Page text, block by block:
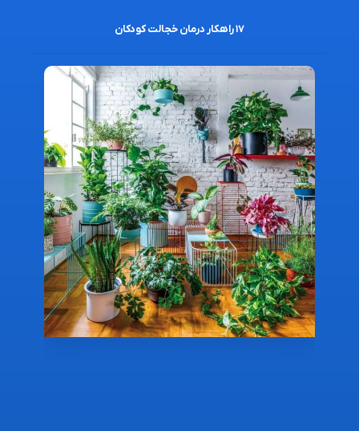
۱۷ راهکار درمان خجالت کودکان